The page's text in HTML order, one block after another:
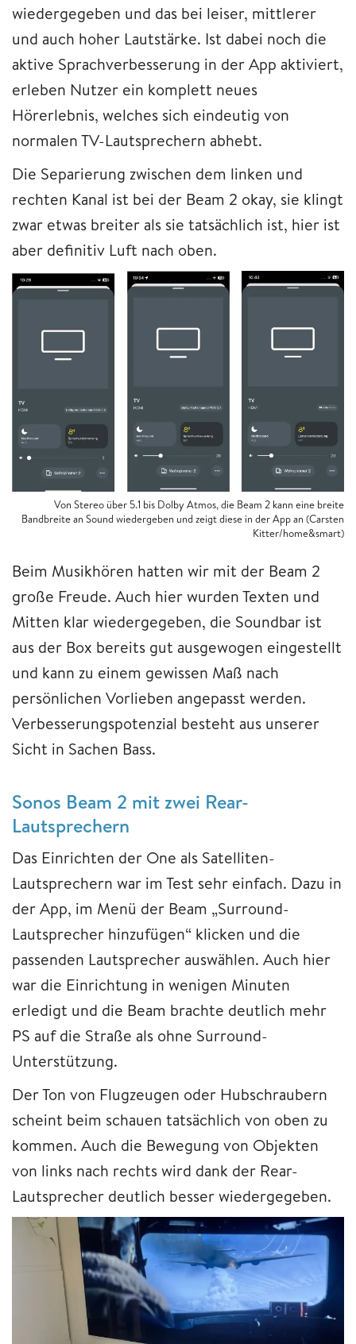
wiedergegeben und das bei leiser, mittlerer
und auch hoher Lautstärke. Ist dabei noch die
aktive Sprachverbesserung in der App aktiviert,
erleben Nutzer ein komplett neues
Hörerlebnis, welches sich eindeutig von
normalen TV-Lautsprechern abhebt.
Die Separierung zwischen dem linken und
rechten Kanal ist bei der Beam 2 okay, sie klingt
zwar etwas breiter als sie tatsächlich ist, hier ist
aber definitiv Luft nach oben.
Von Stereo über 5.1 bis Dolby Atmos, die Beam 2 kann eine breite
Bandbreite an Sound wiedergeben und zeigt diese in der App an (Carsten
Kitter/home&smart)
Beim Musikhören hatten wir mit der Beam 2
große Freude. Auch hier wurden Texten und
Mitten klar wiedergegeben, die Soundbar ist
aus der Box bereits gut ausgewogen eingestellt
und kann zu einem gewissen Maß nach
persönlichen Vorlieben angepasst werden.
Verbesserungspotenzial besteht aus unserer
Sicht in Sachen Bass.
Sonos Beam 2 mit zwei Rear-
Lautsprechern
Das Einrichten der One als Satelliten-
Lautsprechern war im Test sehr einfach. Dazu in
der App, im Menü der Beam „Surround-
Lautsprecher hinzufügen“ klicken und die
passenden Lautsprecher auswählen. Auch hier
war die Einrichtung in wenigen Minuten
erledigt und die Beam brachte deutlich mehr
PS auf die Straße als ohne Surround-
Unterstützung.
Der Ton von Flugzeugen oder Hubschraubern
scheint beim schauen tatsächlich von oben zu
kommen. Auch die Bewegung von Objekten
von links nach rechts wird dank der Rear-
Lautsprecher deutlich besser wiedergegeben.